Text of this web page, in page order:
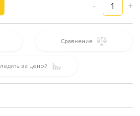
- 1 +
Сравнение
за ценой